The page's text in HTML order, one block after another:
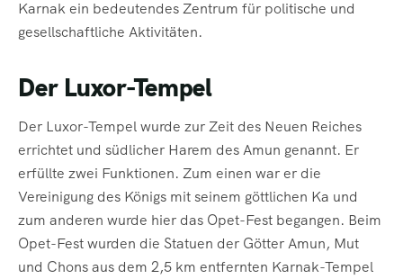
Karnak ein bedeutendes Zentrum für politische und
gesellschaftliche Aktivitäten.
Der Luxor-Tempel
Der Luxor-Tempel wurde zur Zeit des Neuen Reiches
errichtet und südlicher Harem des Amun genannt. Er
erfüllte zwei Funktionen. Zum einen war er die
Vereinigung des Königs mit seinem göttlichen Ka und
zum anderen wurde hier das Opet-Fest begangen. Beim
Opet-Fest wurden die Statuen der Götter Amun, Mut
und Chons aus dem 2,5 km entfernten Karnak-Tempel